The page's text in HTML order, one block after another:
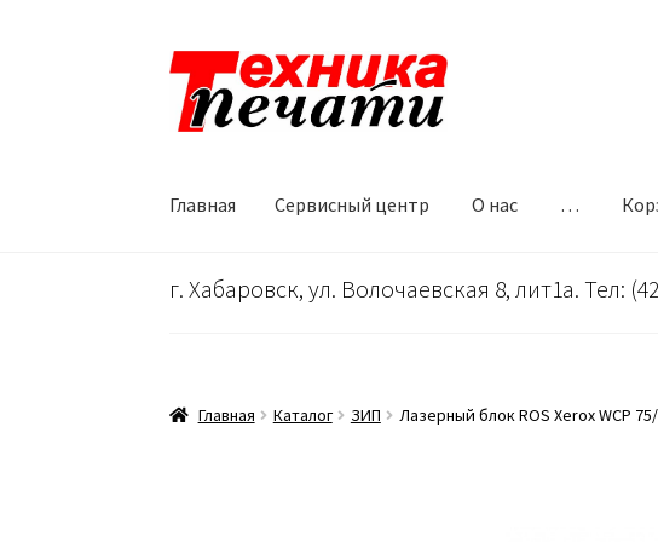
Перейти
навигации
Перейти
содержимому
Главная Сервисный центр О нас …
Главная Сервисный центрО нас…Корзина
г. Хабаровск, ул. Волочаевская 8, лит1а. Тел:
Главная Каталог ЗИП Лазерный блок ROS Xerox WCP